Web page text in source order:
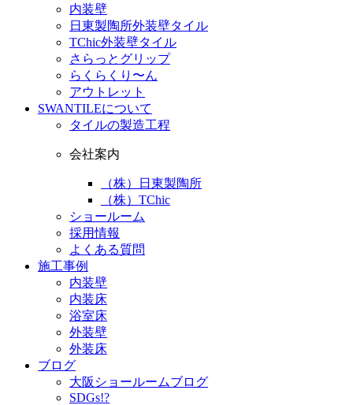
内装壁
日東製陶所外装壁タイル
TChic外装壁タイル
さらっとグリップ
らくらくり〜ん
アウトレット
SWANTILEについて
タイルの製造工程
会社案内
（株）日東製陶所
（株）TChic
ショールーム
採用情報
よくある質問
施工事例
内装壁
内装床
浴室床
外装壁
外装床
ブログ
大阪ショールームブログ
SDGs!?